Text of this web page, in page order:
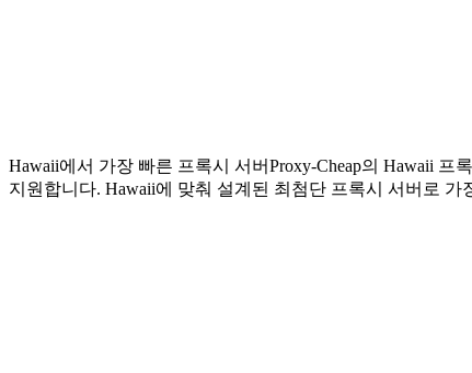
Hawaii에서 가장 빠른 프록시 서버Proxy-Cheap의 Hawaii
지원합니다. Hawaii에 맞춰 설계된 최첨단 프록시 서버로